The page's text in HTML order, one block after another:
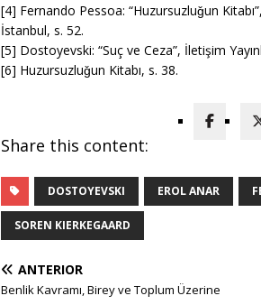
[4] Fernando Pessoa: “Huzursuzluǧun
İstanbul, s. 52.
[5] Dostoyevski: “Suç ve Ceza”, İletişim
[6] Huzursuzluǧun Kitabı, s. 38.
Share this content:
DOSTOYEVSKI EROL ANAR
SOREN KIERKEGAARD
ANTERIOR
Benlik Kavramı, Birey ve Toplum Üzerine